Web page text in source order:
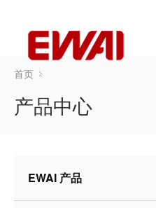
首页
产品中心
EWAI 产品